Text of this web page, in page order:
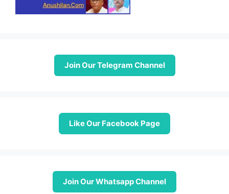
Join Our Telegram Channel
Like Our Facebook Page
Join Our Whatsapp Channel